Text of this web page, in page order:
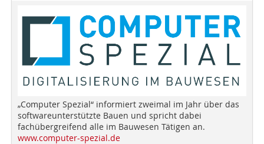
„Computer Spezial“ informiert zweimal im Jahr über das
softwareunterstützte Bauen und spricht dabei
fachübergreifend alle im Bauwesen Tätigen an.
www.computer-spezial.de